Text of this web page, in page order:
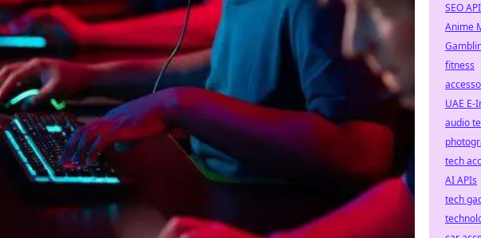
SEO
Anime
fitness
UAE E-
audio
tech
AI APIs
tech